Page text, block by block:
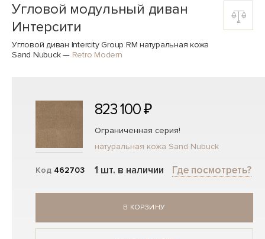
Угловой модульный диван
Интерсити
Угловой диван Intercity Group RM натуральная кожа
Sand Nubuck— Retro Modern
Код 462703
823 100 ₽
Ограниченная серия!
натуральная кожа Sand Nubuck
1 шт. в наличии Где посмотреть?
В КОРЗИНУ